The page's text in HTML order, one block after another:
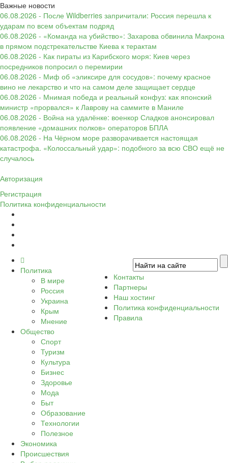
Важные новости
06.08.2026 - После Wildberries запричитали: Россия перешла к
ударам по всем объектам подряд
06.08.2026 - «Команда на убийство»: Захарова обвинила Макрона
в прямом подстрекательстве Киева к терактам
06.08.2026 - Как пираты из Карибского моря: Киев через
посредников попросил о перемирии
06.08.2026 - Миф об «эликсире для сосудов»: почему красное
вино не лекарство и что на самом деле защищает сердце
06.08.2026 - Мнимая победа и реальный конфуз: как японский
министр «прорвался» к Лаврову на саммите в Маниле
06.08.2026 - Война на удалёнке: военкор Сладков анонсировал
появление «домашних полков» операторов БПЛА
06.08.2026 - На Чёрном море разворачивается настоящая
катастрофа. «Колоссальный удар»: подобного за всю СВО ещё не
случалось
Авторизация
Регистрация
Политика конфиденциальности
Политика
В мире
Россия
Украина
Крым
Мнение
Общество
Спорт
Туризм
Культура
Бизнес
Здоровье
Мода
Быт
Образование
Технологии
Полезное
Экономика
Происшествия
Контакты
Партнеры
Наш хостинг
Политика конфиденциальности
Правила